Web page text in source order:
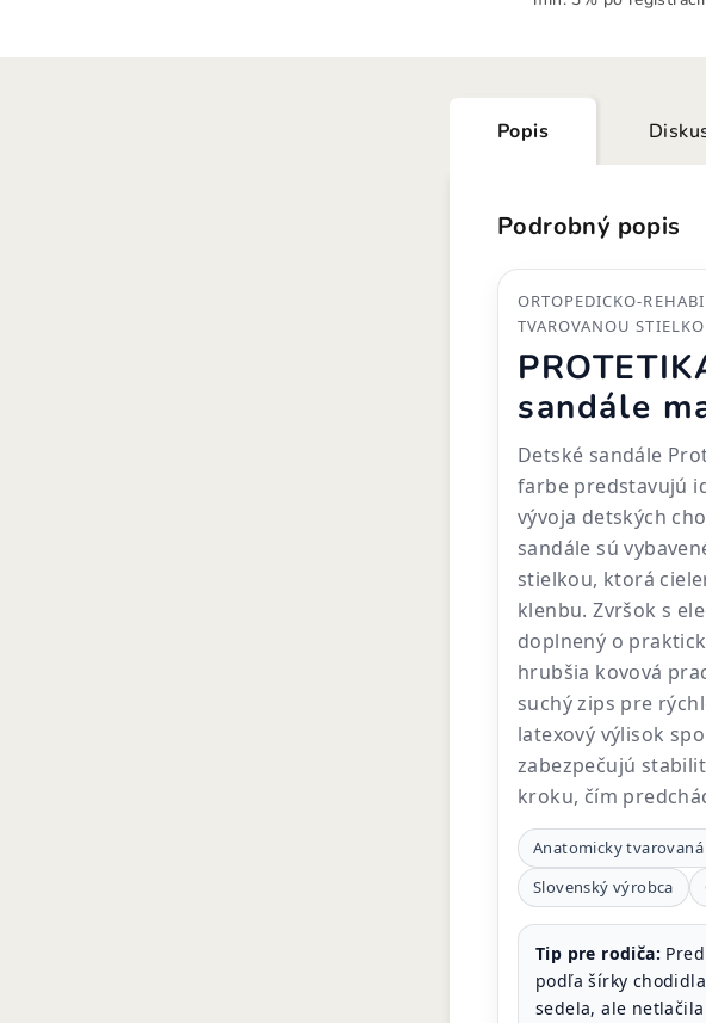
Popis
Podrobný popis
ORTOPEDICKO-
TVAROVANOU
sandále
Detské sandále
farbe predstavujú
vývoja detských
sandále sú
stielkou, ktorá
klenbu. Zvršok s
doplnený o
hrubšia kovová
suchý zips pre
latexový výlisok
zabezpečujú
kroku, čím
Anatomicky
Slovenský výrobca
Tip pre rodiča:
podľa šírky
sedela, ale